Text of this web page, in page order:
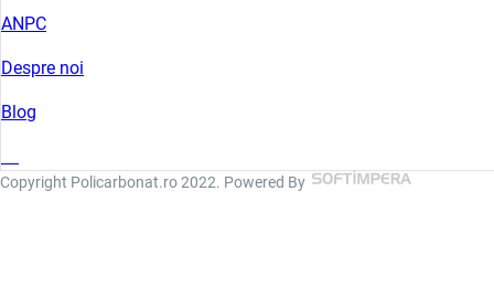
ANPC
Despre noi
Blog
Copyright Policarbonat.ro 2022. Powered By